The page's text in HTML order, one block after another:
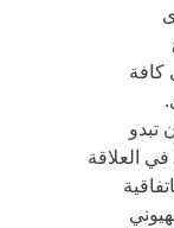
كافة
تبدو
العلاقة